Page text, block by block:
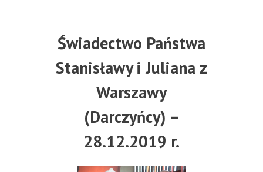
Świadectwo Państwa
Stanisławy i Juliana z
Warszawy
(Darczyńcy) –
28.12.2019 r.